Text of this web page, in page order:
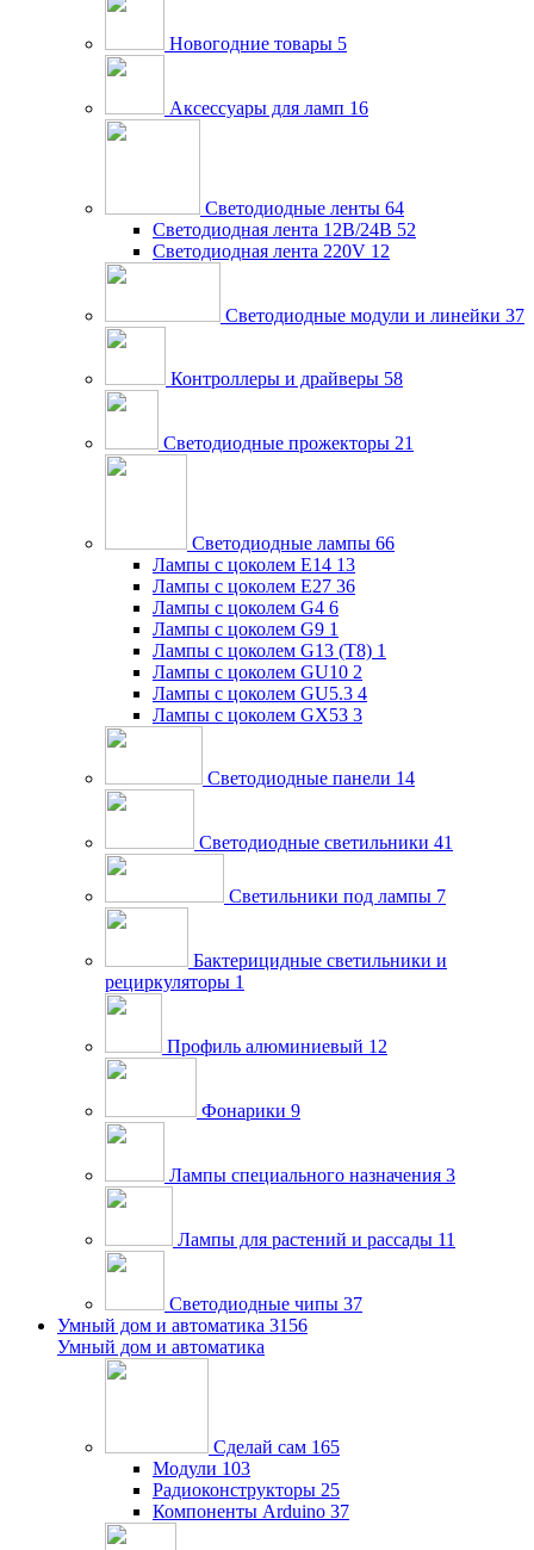
Новогодние товары 5
Аксессуары для ламп 16
Светодиодные ленты 64
Светодиодная лента 12В/24В 52
Светодиодная лента 220V 12
Светодиодные модули и линейки 37
Контроллеры и драйверы 58
Светодиодные прожекторы 21
Светодиодные лампы 66
Лампы с цоколем E14 13
Лампы с цоколем E27 36
Лампы с цоколем G4 6
Лампы с цоколем G9 1
Лампы с цоколем G13 (Т8) 1
Лампы с цоколем GU10 2
Лампы с цоколем GU5.3 4
Лампы с цоколем GX53 3
Светодиодные панели 14
Светодиодные светильники 41
Светильники под лампы 7
Бактерицидные светильники и
рециркуляторы 1
Профиль алюминиевый 12
Фонарики 9
Лампы специального назначения 3
Лампы для растений и рассады 11
Светодиодные чипы 37
Умный дом и автоматика 3156
Умный дом и автоматика
Сделай сам 165
Модули 103
Радиоконструкторы 25
Компоненты Arduino 37